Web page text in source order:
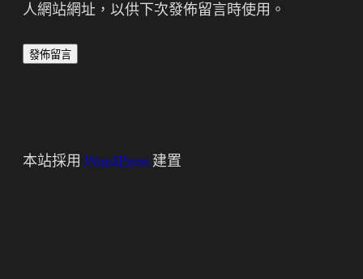
人網站網址，以供下次發佈留言時使用。
本站採用 WordPress 建置